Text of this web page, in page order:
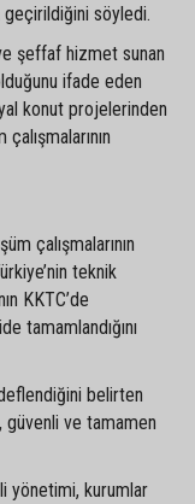
söyledi.
şeffaf hizmet sunan
ifade eden
konut projelerinden
çalışmalarının
teknik
KKTC’de
tamamlandığını
belirten
güvenli ve tamamen
yönetimi, kurumlar